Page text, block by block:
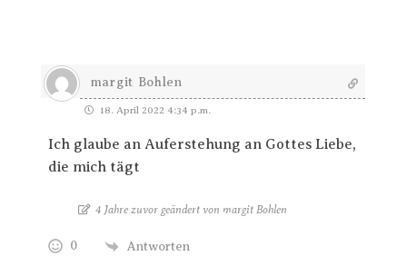
margit Bohlen
18. April 2022 4:34 p.m.
Ich glaube an Auferstehung an Gottes Liebe,
die mich tägt
4 Jahre zuvor geändert von margit Bohlen
0 Antworten